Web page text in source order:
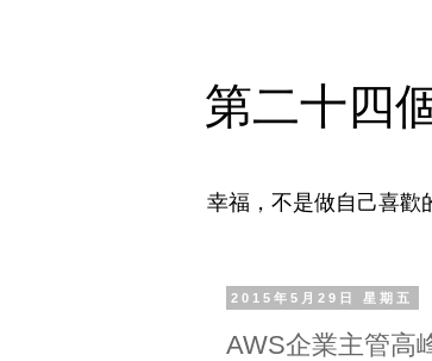
第二十四
幸福，不是做自己喜歡
2015年5月29日 星期五
AWS企業主管高